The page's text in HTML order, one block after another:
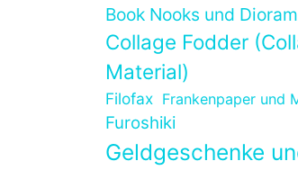
Book Nooks und
Collage Fodder
Material)
Filofax Frankenpaper und
Furoshiki
Geldgeschenke